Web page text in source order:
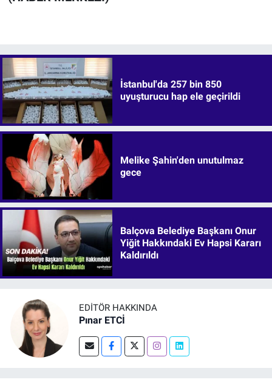
İstanbul'da 257 bin 850
uyuşturucu hap ele geçirildi
Melike Şahin'den unutulmaz
gece
Balçova Belediye Başkanı Onur
Yiğit Hakkındaki Ev Hapsi Kararı
Kaldırıldı
EDITÖR HAKKINDA
Pınar ETCİ